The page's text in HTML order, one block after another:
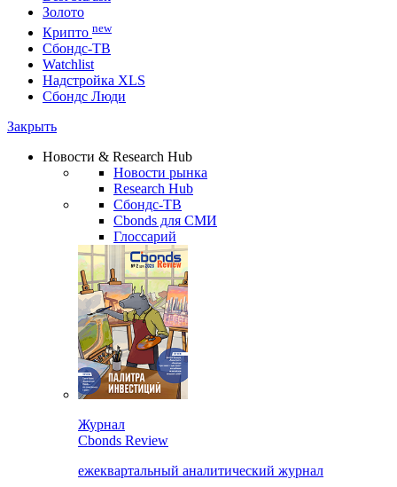
Золото
Крипто new
Сбондс-ТВ
Watchlist
Надстройка XLS
Сбондс Люди
Закрыть
Новости & Research Hub
Новости рынка
Research Hub
Сбондс-ТВ
Cbonds для СМИ
Глоссарий
Журнал
Cbonds Review
ежеквартальный аналитический журнал